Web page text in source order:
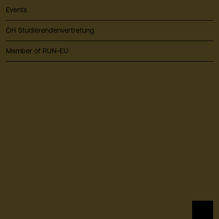
Events
ÖH Studierendenvertretung
Member of RUN-EU